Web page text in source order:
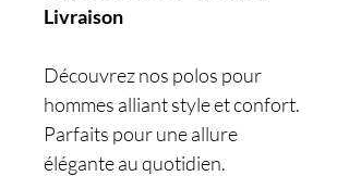
Livraison
Découvrez nos polos pour
hommes alliant style et confort.
Parfaits pour une allure
élégante au quotidien.